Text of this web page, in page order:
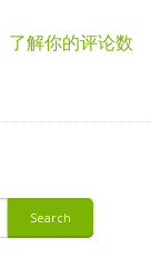
了解你的评论数